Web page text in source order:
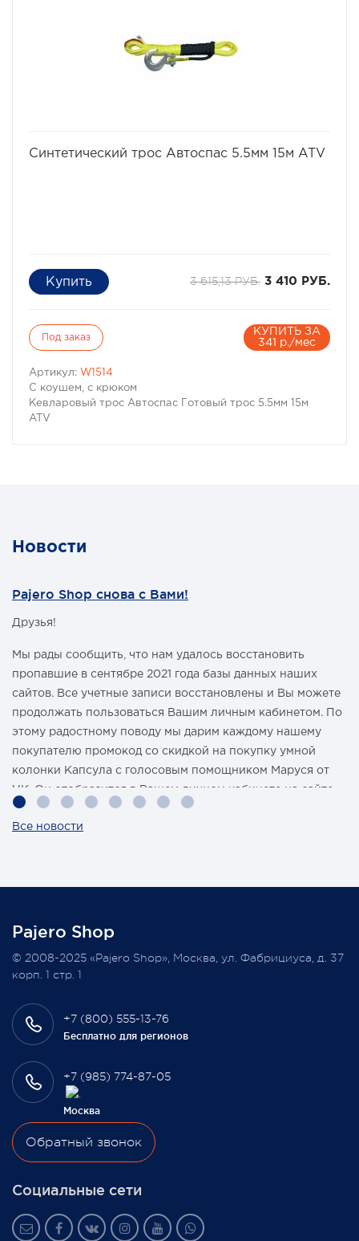
Синтетический трос Автоспас 5.5мм 15м ATV
3 615,13 РУБ. 3 410 РУБ.
Под заказ
КУПИТЬ ЗА
341 р./мес
Артикул: W1514
С коушем, с крюком
Кевларовый трос Автоспас Готовый трос 5.5мм 15м
ATV
Новости
Pajero Shop снова с Вами!
Друзья!
Мы рады сообщить, что нам удалось восстановить
пропавшие в сентябре 2021 года базы данных наших
сайтов. Все учетные записи восстановлены и Вы можете
продолжать пользоваться Вашим личным кабинетом. По
этому радостному поводу мы дарим каждому нашему
покупателю промокод со скидкой на покупку умной
колонки Капсула с голосовым помощником Маруся от
VK. Он отобразится в Вашем личном кабинете на сайте
магазина Pajero Shop 14 февраля.
Всегда Ваш, Pajero Shop
3 февраля 2022
Все новости
Pajero Shop
+7 (800) 555-13-76
Бесплатно для регионов
+7 (985) 774-87-05
Москва
Обратный звонок
Социальные сети
© 2008-2025 «Pajero Shop», Москва, ул. Фабрициуса, д. 37
корп. 1 стр. 1